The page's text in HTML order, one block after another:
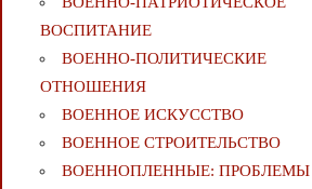
ВОСПИТАНИЕ
ВОЕННО-ПОЛИТИЧЕСКИE
ОТНОШЕНИЯ
ВОЕННОЕ ИСКУССТВО
ВОЕННОЕ СТРОИТЕЛЬСТВО
ВОЕННОПЛЕННЫЕ: ПРОБЛЕМЫ